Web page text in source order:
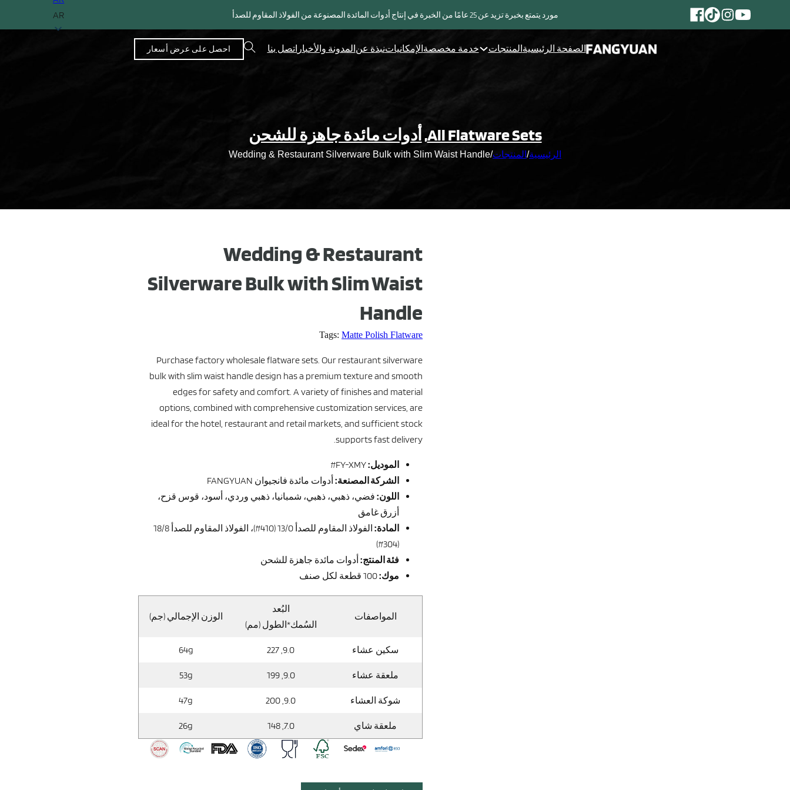
مورد يتمتع بخبرة تزيد عن 25 عامًا من الخبرة في إنتاج أدوات المائدة المصنوعة من الفولاذ المقاوم للصدأ
AR
الصفحة الرئيسيةالمنتجات خدمة مخصصةالإمكانياتنبذة عنالمدونة والأخبار اتصل بنا احصل على عرض أسعار
All Flatware Sets
, أدوات مائدة جاهزة للشحن
الرئيسية/المنتجات/
Wedding & Restaurant Silverware Bulk with Slim Waist Handle
Wedding & Restaurant
Silverware Bulk with Slim Waist
Handle
Tags:Matte Polish Flatware
Purchase factory wholesale flatware sets. Our restaurant silverware
bulk with slim waist handle design has a premium texture and smooth
edges for safety and comfort. A variety of finishes and material
options, combined with comprehensive customization services, are
ideal for the hotel, restaurant and retail markets, and sufficient stock
supports fast delivery.
الموديل:FY-XMY#
الشركة المصنعة:أدوات مائدة فانجيوان FANGYUAN
اللون:فضي، ذهبي، ذهبي، شمبانيا، ذهبي وردي، أسود، قوس قزح،
أزرق غامق
المادة:
الفولاذ المقاوم للصدأ 13/0 (410#)، الفولاذ المقاوم للصدأ 18/8
(304#)
فئة المنتج:أدوات مائدة جاهزة للشحن
موك:100 قطعة لكل صنف
المواصفات
البُعد
السُمك*الطول (مم)
الوزن الإجمالي (جم)
سكين عشاء 9.0, 227
64g
ملعقة عشاء 9.0, 199
53g
شوكة العشاء 9.0, 200
47g
ملعقة شاي 7.0, 148
26g